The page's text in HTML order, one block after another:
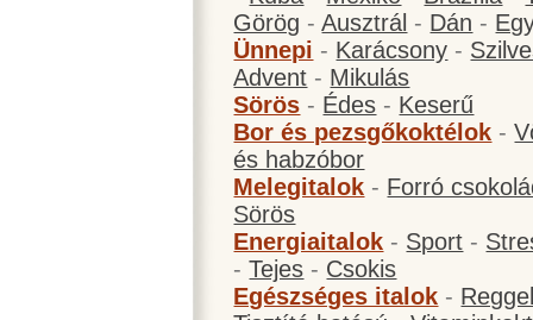
Görög -Ausztrál - Dán -
Ünnepi - Karácsony -
Advent - Mikulás
Sörös - Édes - Keserű
Bor és pezsgőkoktélok -
és habzóbor
Melegitalok - Forró
Sörös
Energiaitalok - Sport -
-Tejes - Csokis
Egészséges italok -